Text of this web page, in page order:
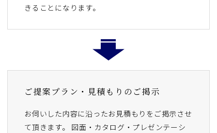
きることになります。
ご提案プラン・見積もりのご掲示
お伺いした内容に沿ったお見積もりをご掲示させ
て頂きます。 図面・カタログ・プレゼンテーシ